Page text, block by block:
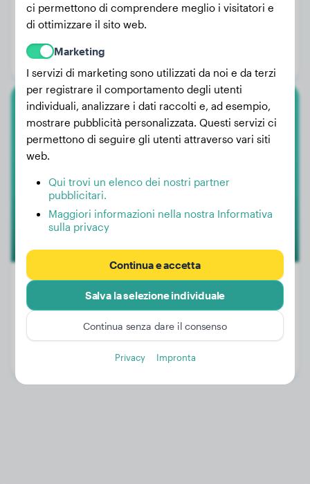
Peso:
Genere:
Bulldog Francese
Eddie
Peso:
Nessun dato
Età:
4 anni, 2 mesi
ci permettono di comprendere meglio i visitatori e
di ottimizzare il sito web.
Marketing
I servizi di marketing sono utilizzati da noi e da terzi
per registrare il comportamento degli utenti
individuali, analizzare i dati raccolti e, ad esempio,
mostrare pubblicità personalizzata. Questi servizi ci
permettono di seguire gli utenti attraverso vari siti
web.
Qui trovi un elenco dei nostri partner
pubblicitari.
Maggiori informazioni nella nostra Informativa
sulla privacy
Continua e accetta
Salva la selezione individuale
Continua senza dare il consenso
Privacy Impronta